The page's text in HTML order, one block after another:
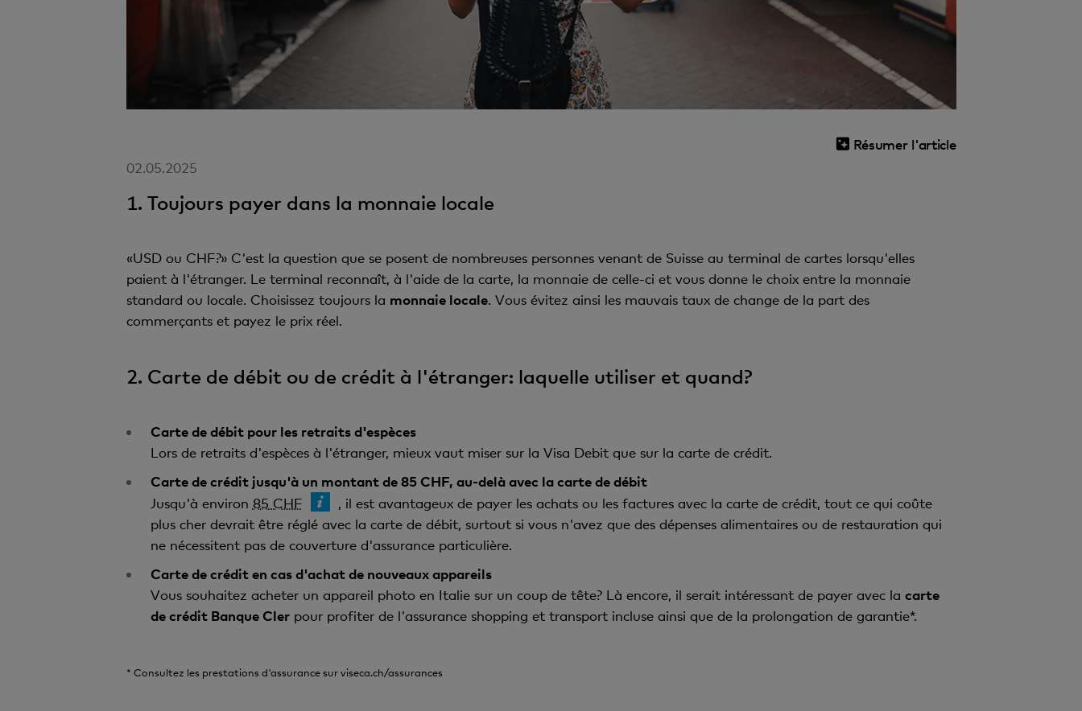
Résumer l'article
02.05.2025
1. Toujours payer dans la monnaie locale
«USD ou CHF?» C'est la question que se posent de nombreuses personnes venant de Suisse au terminal de cartes lorsqu'elles
paient à l'étranger. Le terminal reconnaît, à l'aide de la carte, la monnaie de celle-ci et vous donne le choix entre la monnaie
standard ou locale. Choisissez toujours la monnaie locale. Vous évitez ainsi les mauvais taux de change de la part des
commerçants et payez le prix réel.
2. Carte de débit ou de crédit à l'étranger: laquelle utiliser et quand?
Carte de débit pour les retraits d'espèces
Lors de retraits d'espèces à l'étranger, mieux vaut miser sur la Visa Debit que sur la carte de crédit.
Carte de crédit jusqu'à un montant de 85 CHF, au-delà avec la carte de débit
Jusqu'à environ 85 CHF
, il est avantageux de payer les achats ou les factures avec la carte de crédit, tout ce qui coûte
plus cher devrait être réglé avec la carte de débit, surtout si vous n'avez que des dépenses alimentaires ou de restauration qui
ne nécessitent pas de couverture d'assurance particulière.
Carte de crédit en cas d'achat de nouveaux appareils
Vous souhaitez acheter un appareil photo en Italie sur un coup de tête? Là encore, il serait intéressant de payer avec la carte
de crédit Banque Clerpour profiter de l'assurance shopping et transport incluse ainsi que de la prolongation de garantie*.
* Consultez les prestations d'assurance sur viseca.ch/assurances